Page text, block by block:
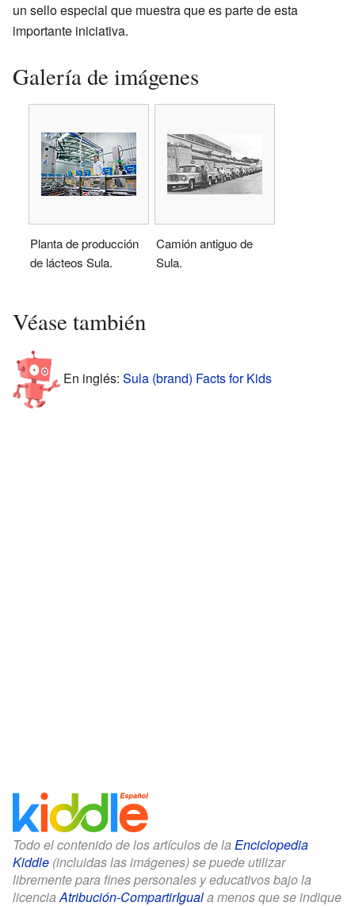
un sello especial que muestra que es parte de esta
importante iniciativa.
Galería de imágenes
Planta de producción
de lácteos Sula.
Camión antiguo de
Sula.
Véase también
En inglés: Sula (brand) Facts for Kids
Todo el contenido de los artículos de la Enciclopedia
Kiddle (incluidas las imágenes) se puede utilizar
libremente para fines personales y educativos bajo la
licenciaAtribución-CompartirIguala menos que se indique